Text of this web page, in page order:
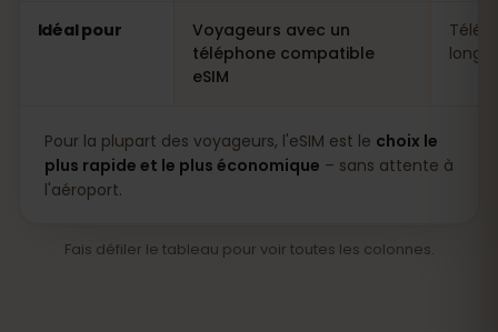
Idéal pour
Voyageurs avec un
téléphone compatible
eSIM
longs
Pour la plupart des voyageurs, l'eSIM est le choix le
plus rapide et le plus économique – sans attente à
l'aéroport.
Fais défiler le tableau pour voir toutes les colonnes.